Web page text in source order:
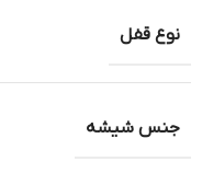
نوع قفل
جنس شیشه